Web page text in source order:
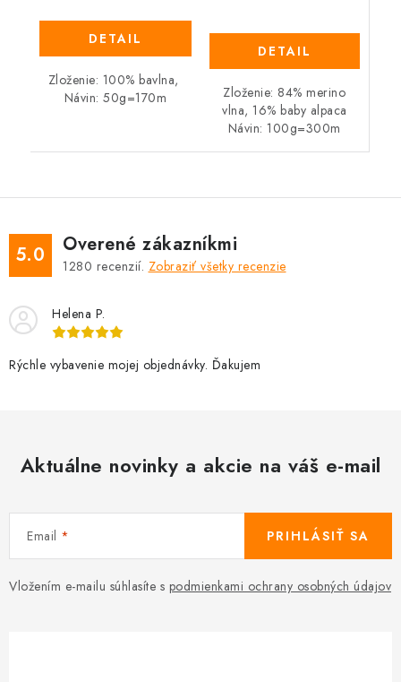
DETAIL
Zloženie: 100% bavlna,
Návin: 50g=170m
DETAIL
Zloženie: 84% merino
vlna, 16% baby alpaca
Návin: 100g=300m
5.0 Overené zákazníkmi
1280 recenzií. Zobraziť všetky recenzie
Helena P.
Rýchle vybavenie mojej objednávky. Ďakujem
Aktuálne novinky a akcie na váš e-mail
Email
Vložením e-mailu súhlasíte s podmienkami ochrany osobných údajov
PRIHLÁSIŤ SA